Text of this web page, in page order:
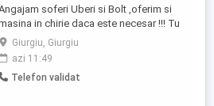
soferi Uberi si Bolt ,oferim si
in chirie daca este necesar !!! Tu
doar conduci si incasezi de birocratia
actelor si a legalitati activitatii ne ocupam
noi! (
Giurgiu, Giurgiu
azi 11:49
Telefon validat